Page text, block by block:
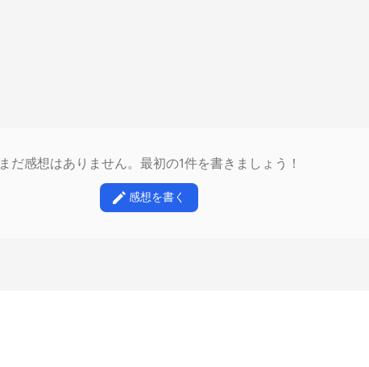
まだ感想はありません。最初の1件を書きましょう！
感想を書く